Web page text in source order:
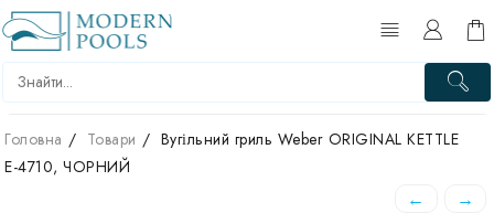
Перейти
до
вмісту
Головна Товари
Вугільний гриль Weber ORIGINAL KETTLE
Е-4710, ЧОРНИЙ
← →